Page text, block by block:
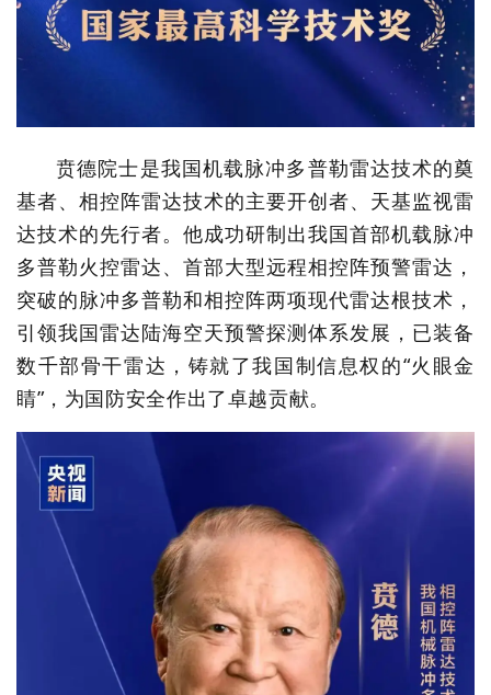
贲德院士是我国机载脉冲多普勒雷达技术的奠
基者、相控阵雷达技术的主要开创者、天基监视雷
达技术的先行者。他成功研制出我国首部机载脉冲
多普勒火控雷达、首部大型远程相控阵预警雷达，
突破的脉冲多普勒和相控阵两项现代雷达根技术，
引领我国雷达陆海空天预警探测体系发展，已装备
数千部骨干雷达，铸就了我国制信息权的“火眼金
睛”，为国防安全作出了卓越贡献。